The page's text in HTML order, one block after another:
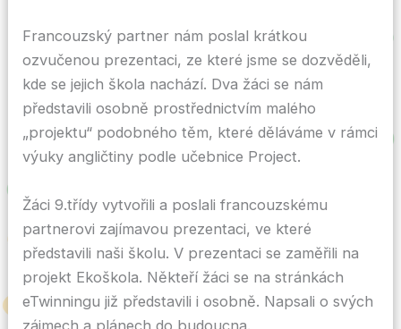
Francouzský partner nám poslal krátkou
ozvučenou prezentaci, ze které jsme se dozvěděli,
kde se jejich škola nachází. Dva žáci se nám
představili osobně prostřednictvím malého
„projektu“ podobného těm, které děláváme v rámci
výuky angličtiny podle učebnice Project.
Žáci 9.třídy vytvořili a poslali francouzskému
partnerovi zajímavou prezentaci, ve které
představili naši školu. V prezentaci se zaměřili na
projekt Ekoškola. Někteří žáci se na stránkách
eTwinningu již představili i osobně. Napsali o svých
zájmech a plánech do budoucna.